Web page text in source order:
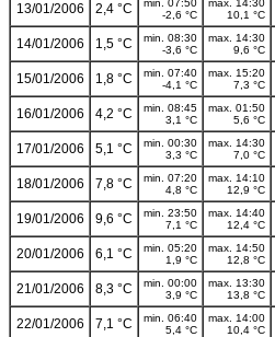
13/01/2006 2,4 °C
min. 07:50
-2,6 °C
max. 14:30
10,1 °C
14/01/2006 1,5 °C
min. 08:30
-3,6 °C
max. 14:30
9,6 °C
15/01/2006 1,8 °C
min. 07:40
-4,1 °C
max. 15:20
7,3 °C
16/01/2006 4,2 °C
min. 08:45
3,1 °C
max. 01:50
5,6 °C
17/01/2006 5,1 °C
min. 00:30
3,3 °C
max. 14:30
7,0 °C
18/01/2006 7,8 °C
min. 07:20
4,8 °C
max. 14:10
12,9 °C
19/01/2006 9,6 °C
min. 23:50
7,1 °C
max. 14:40
12,4 °C
20/01/2006 6,1 °C
min. 05:20
1,9 °C
max. 14:50
12,8 °C
21/01/2006 8,3 °C
min. 00:00
3,9 °C
max. 13:30
13,8 °C
22/01/2006 7,1 °C
min. 06:40
5,4 °C
max. 14:00
10,4 °C